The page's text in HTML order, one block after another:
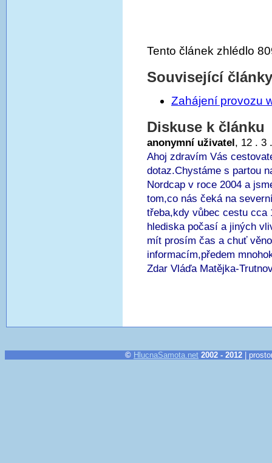
Tento článek zhlédlo
Související články
Zahájení provozu
Diskuse k článku
anonymní uživatel, 12 . 3
Ahoj zdravím Vás
dotaz.Chystáme s partou
Nordcap v roce 2004 a
tom,co nás čeká na
třeba,kdy vůbec cestu cca
hlediska počasí a jiných
mít prosím čas a chuť
informacím,předem
Zdar Vláďa Matějka-
© HlucnaSamota.net 2002 - 2012 |